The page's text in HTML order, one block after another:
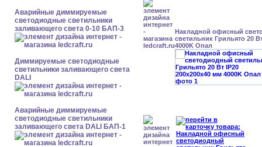
Аварийные диммируемые
светодиодные светильники
заливающего света 0-10 БАП-3
Диммируемые светодиодные
светильники заливающего света
DALI
Аварийные диммируемые
светодиодные светильники
заливающего света DALI БАП-1
Накладной офисный
светильник Грильято 20
4000K Опал